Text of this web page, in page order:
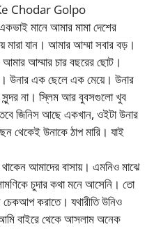
Ke Chodar Golpo
মানে আমার মামা দেশের
মারা যান। আমার আম্মা সবার বড়।
আমার আম্মার চার বছরের ছোট।
উনার এক ছেলে এক মেয়ে। উনার
না। স্লিম আর বুবসগুলো খুব
জিনিস আছে একখান, ওইটা উনার
থেকেই উনাকে ঠাপ মারি। যাই
আমাদের বাসায়। এমনিও মাঝে
চুদার কথা মনে আসেনি। তো
চেকআপ করাতে। যথারীতি উনিও
বাইরে থেকে আসলাম অনেক